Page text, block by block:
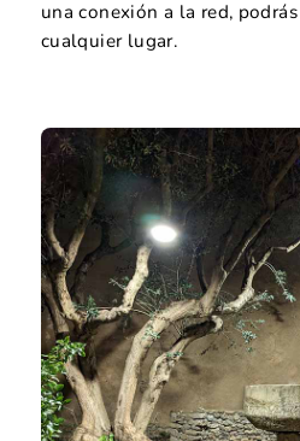
una conexión a la red,
cualquier lugar.